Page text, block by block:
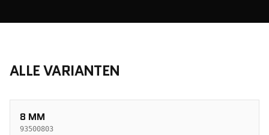
ALLE VARIANTEN
8 MM
93500803